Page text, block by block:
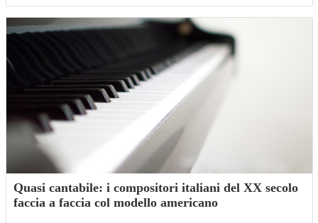
Quasi cantabile: i compositori italiani del XX secolo
faccia a faccia col modello americano